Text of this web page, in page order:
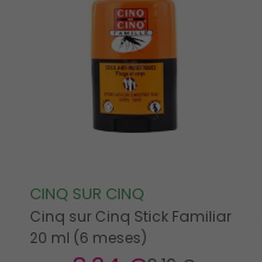
CINQ SUR CINQ
Cinq sur Cinq Stick Familiar
20 ml (6 meses)